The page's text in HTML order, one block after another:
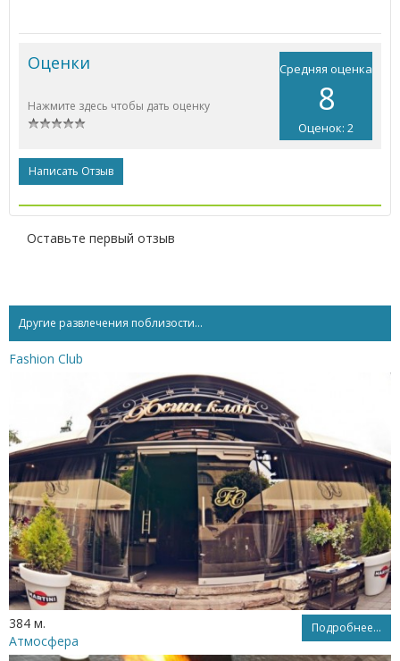
Средняя оценка
8
Оценок: 2
Оценки
Нажмите здесь чтобы дать оценку
Написать Отзыв
Оставьте первый отзыв
Другие развлечения поблизости...
Fashion Club
384 м. Подробнее...
Атмосфера